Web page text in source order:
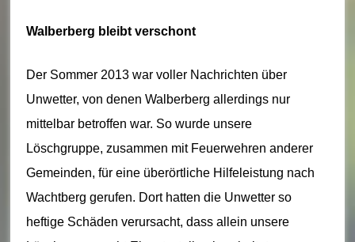
u
e
r
w
e
h
r
B
Walberberg bleibt verschont
Der Sommer 2013 war voller Nachrichten über
Unwetter, von denen Walberberg allerdings nur
mittelbar betroffen war. So wurde unsere
Löschgruppe, zusammen mit Feuerwehren anderer
Gemeinden, für eine überörtliche Hilfeleistung nach
Wachtberg gerufen. Dort hatten die Unwetter so
heftige Schäden verursacht, dass allein unsere